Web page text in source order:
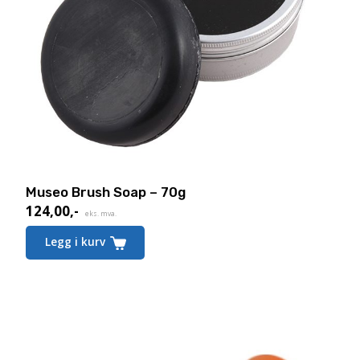
Museo Brush Soap – 70g
124,00,- eks. mva.
Legg i kurv